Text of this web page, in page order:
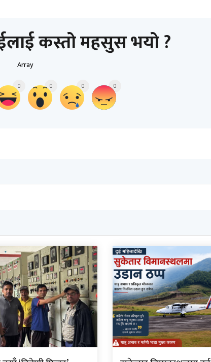
कस्तो महसुस भयो ?
Array
0 0 0 0